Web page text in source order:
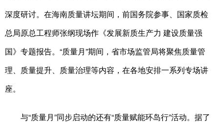
深度研讨。在海南质量讲坛期间，前国务院参事、国家质检
总局原总工程师张纲现场作《发展新质生产力 建设质量强
国》专题报告。“质量月”期间，省市场监管局将聚焦质量管
理、质量提升、质量治理等内容，在各地安排一系列专场讲
座。
与“质量月”同步启动的还有“质量赋能环岛行”活动。据了